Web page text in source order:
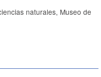
naturales, Museo de